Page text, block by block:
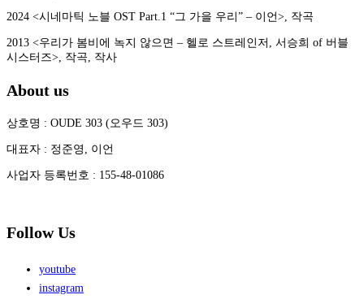
2024 <시네마틱 노블 OST Part.1 “그 가을 우리” – 이언>, 작곡
2013 <우리가 봄비에 녹지 않으면 – 헬로 스트레인저 , 서승희 of 버블
시스터즈>, 작곡, 작사
About us
상호명 : OUDE 303 (오우드 303)
대표자 : 정준영, 이언
사업자 등록번호 : 155-48-01086
Follow Us
youtube
instagram